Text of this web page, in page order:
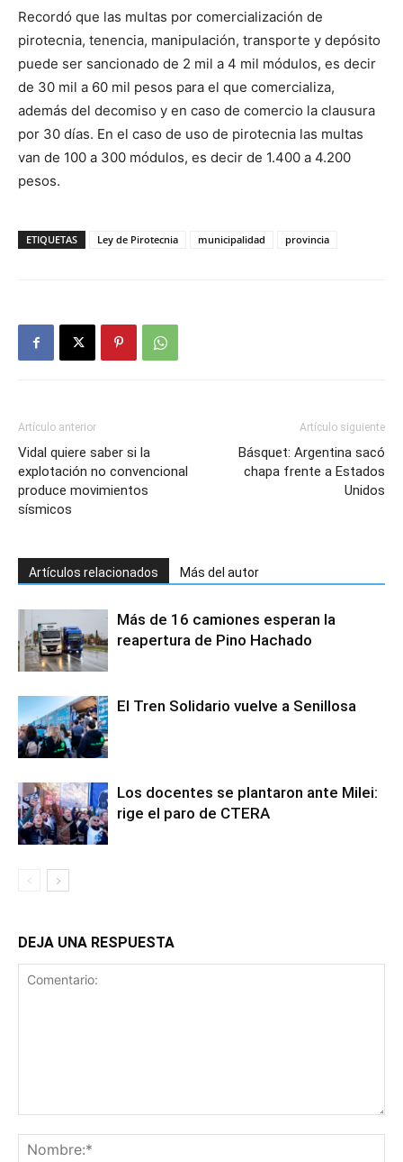
Recordó que las multas por comercialización de
pirotecnia, tenencia, manipulación, transporte y depósito
puede ser sancionado de 2 mil a 4 mil módulos, es decir
de 30 mil a 60 mil pesos para el que comercializa,
además del decomiso y en caso de comercio la clausura
por 30 días. En el caso de uso de pirotecnia las multas
van de 100 a 300 módulos, es decir de 1.400 a 4.200
pesos.
ETIQUETAS Ley de Pirotecnia municipalidad provincia
Artículo anterior
Vidal quiere saber si la
explotación no convencional
produce movimientos
sísmicos
Artículo siguiente
Básquet: Argentina sacó
chapa frente a Estados
Unidos
Artículos relacionados Más del autor
Más de 16 camiones esperan la
reapertura de Pino Hachado
El Tren Solidario vuelve a Senillosa
Los docentes se plantaron ante Milei:
rige el paro de CTERA
DEJA UNA RESPUESTA